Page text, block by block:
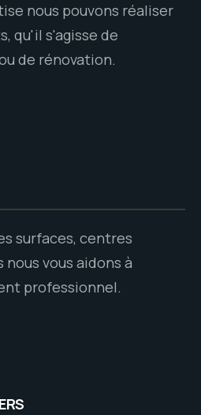
nous pouvons réaliser
qu'il s'agisse de
de rénovation.
surfaces, centres
vous aidons à
professionnel.